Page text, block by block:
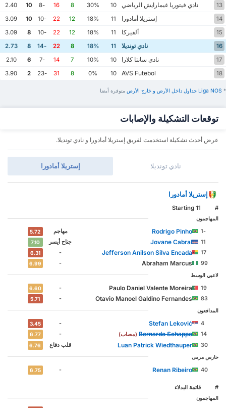
13
نادي فيتوريا غيمارايش الرياضي 10
30%
8
16
-8
10
2.40
14
إستريلا أمادورا 11
18%
12
22
-10
10
3.09
15
ألفيركا 11
18%
12
22
-10
8
3.09
16
نادي تونديلا 11
18%
8
22
-14
8
2.73
17
نادي سانتا كلارا 10
10%
7
14
-7
6
2.10
18
10
0%
8
31
-23
2
3.90
* Liga NOS ‏جداول داخل الأرض ‏و خارج الأرض ‏متوفرة أيضا
توقعات التشكيلة والإصابات
عرض أحدث تشكيلة استخدمت لفريق إستريلا أمادورا و نادي تونديلا.
إستريلا أمادورا نادي تونديلا
إستريلا أمادورا
#
Starting 11
المهاجمون
-1
Rodrigo Pinho ‏مهاجم 5.72
11
Jovane Cabral جناح أيسر 7.10
17
Jefferson Anilson Silva Encada
-
6.31
99
Abraham Marcus
-
6.99
لاعبي الوسط
19
Paulo Daniel Valente Moreira
-
6.60
83
Otavio Manoel Galdino Fernandes
-
5.71
المدافعون
4
Stefan Leković
-
3.45
14
Bernardo Schappo(مصاب) -
6.77
30
Luan Patrick Wiedthauper ‏قلب دفاع 6.76
حارس مرمى
40
Renan Ribeiro
-
6.75
# ‏قائمة البدلاء
المهاجمون